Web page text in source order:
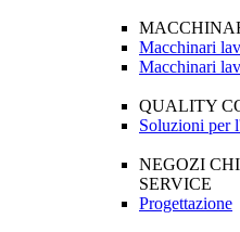
Macchinari
Macchinari
QUALITY
Soluzioni per
NEGOZI
SERVICE
Progettazione